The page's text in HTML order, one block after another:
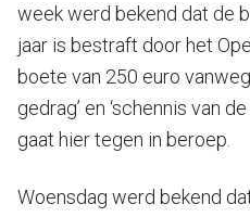
week werd bekend dat de
jaar is bestraft door het
boete van 250 euro
gedrag’ en ‘schennis van
gaat hier tegen in beroep.
Woensdag werd bekend